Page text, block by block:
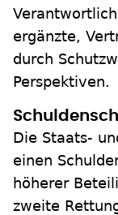
ergänzte,
durch
Perspektiven.
Die Staats-
einen
höherer
zweite